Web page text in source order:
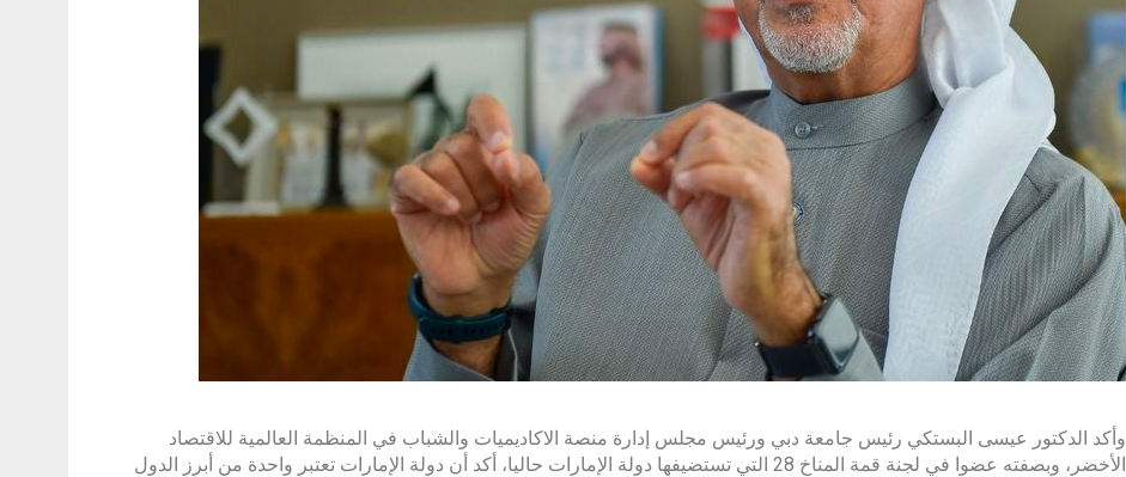
وأكد الدكتور عيسى البستكي رئيس جامعة دبي ورئيس مجلس إدارة منصة الاكاديميات والشباب في المنظمة العالمية للاقتصاد
الأخضر، وبصفته عضوا في لجنة قمة المناخ 28 التي تستضيفها دولة الإمارات حاليا، أكد أن دولة الإمارات تعتبر واحدة من أبرز الدول